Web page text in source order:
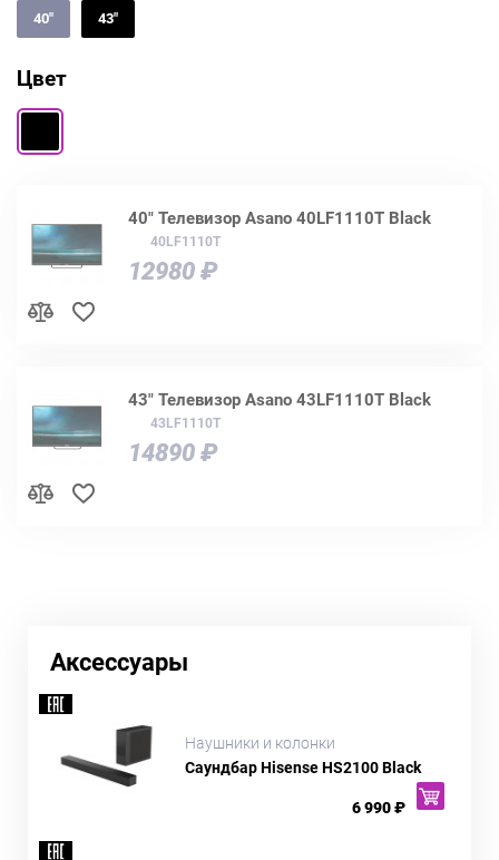
40" 43"
Цвет
40" Телевизор Asano 40LF1110T Black
40LF1110T
12980 ₽
43" Телевизор Asano 43LF1110T Black
43LF1110T
14890 ₽
Аксессуары
Наушники и колонки
Саундбар Hisense HS2100 Black
6 990 ₽